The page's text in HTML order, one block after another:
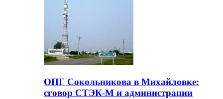
ОПГ Сокольникова в Михайловке:
сговор СТЭК-М и администрации